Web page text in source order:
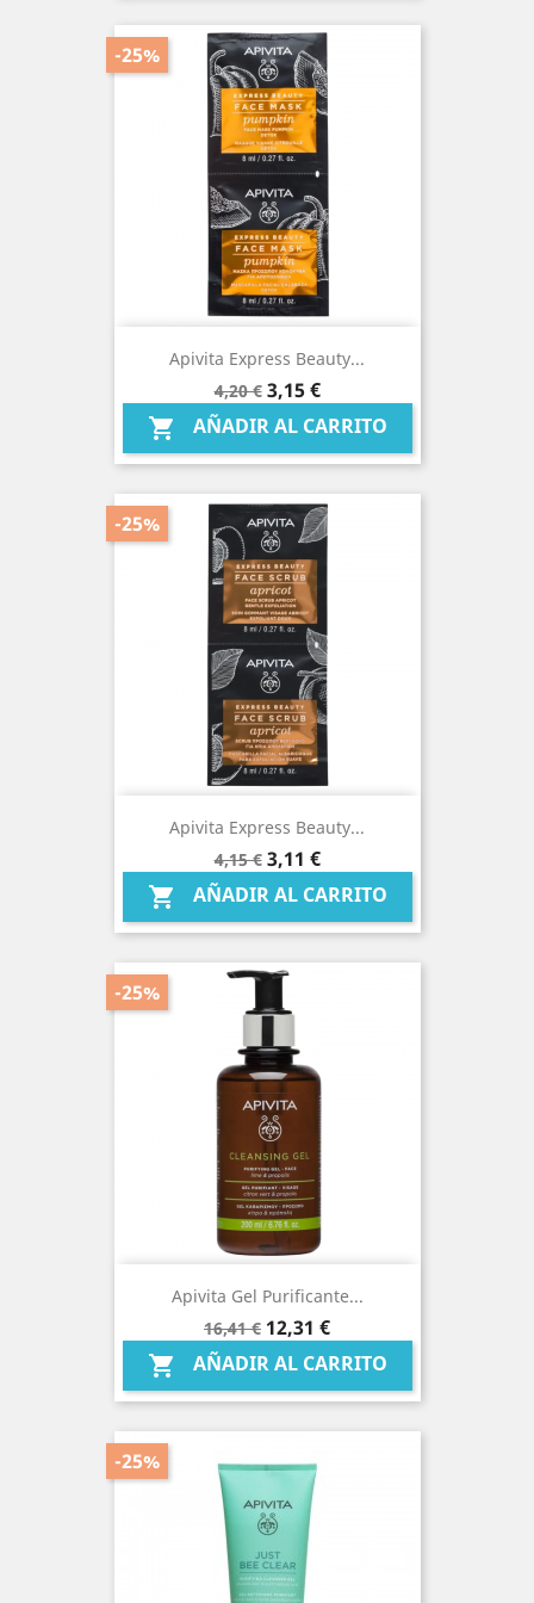
Apivita Express Beauty...
Precio
base
4,20 €
-25%
Precio
3,15 €
 AÑADIR AL CARRITO
Apivita Express Beauty...
Precio
base
4,15 €
-25%
Precio
3,11 €
 AÑADIR AL CARRITO
Apivita Gel Purificante...
Precio
base
16,41 €
-25%
Precio
12,31 €
 AÑADIR AL CARRITO
-25%